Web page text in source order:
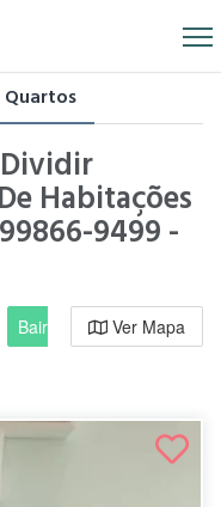
Quartos
Habitações
9499 -
Bairro / RegiãoVer Mapa